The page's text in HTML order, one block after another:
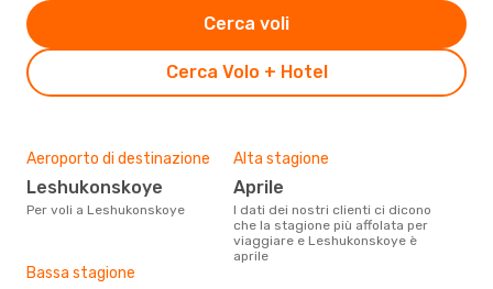
Cerca Volo + Hotel
Cerca voli
Aeroporto di destinazione
Leshukonskoye
Per voli a Leshukonskoye
Alta stagione
aprile
I dati dei nostri clienti ci dicono
che la stagione più affolata per
viaggiare e Leshukonskoye è
aprile
Bassa stagione